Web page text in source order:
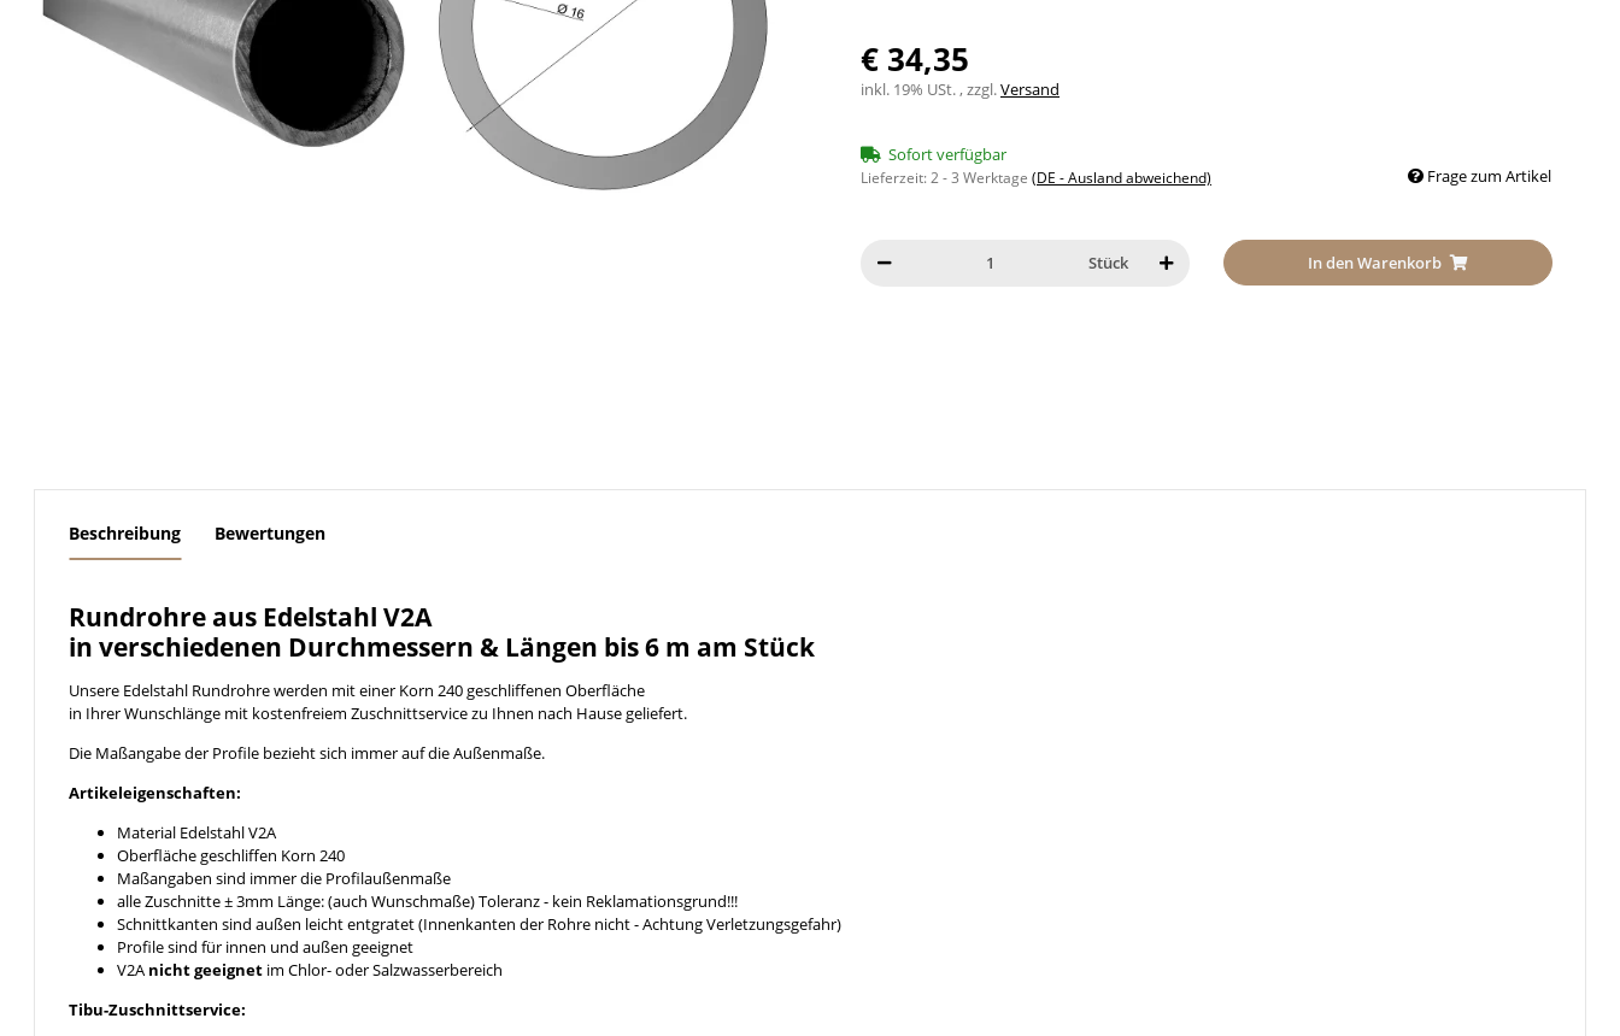
€ 34,35
inkl. 19% USt. , zzgl.Versand
Sofort verfügbar
Lieferzeit:2 - 3 Werktage (DE - Ausland abweichend) Frage zum Artikel
Stück In den Warenkorb
Beschreibung Bewertungen
Rundrohre aus Edelstahl V2A
in verschiedenen Durchmessern & Längen bis 6 m am Stück
Unsere Edelstahl Rundrohre werden mit einer Korn 240 geschliffenen Oberfläche
in Ihrer Wunschlänge mit kostenfreiem Zuschnittservice zu Ihnen nach Hause geliefert.
Die Maßangabe der Profile bezieht sich immer auf die Außenmaße.
Artikeleigenschaften:
Material Edelstahl V2A
Oberfläche geschliffen Korn 240
Maßangaben sind immer die Profilaußenmaße
alle Zuschnitte ± 3mm Länge: (auch Wunschmaße) Toleranz - kein Reklamationsgrund!!!
Schnittkanten sind außen leicht entgratet (Innenkanten der Rohre nicht - Achtung Verletzungsgefahr)
Profile sind für innen und außen geeignet
V2A nicht geeignet im Chlor- oder Salzwasserbereich
Tibu-Zuschnittservice: